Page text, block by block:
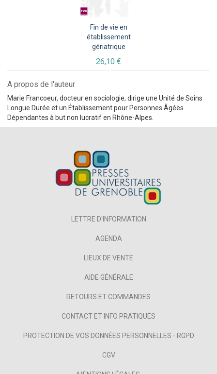
Fin de vie en
établissement
gériatrique
26,10 €
A propos de l'auteur
Marie Francoeur, docteur en sociologie, dirige une Unité de Soins
Longue Durée et un Établissement pour Personnes Âgées
Dépendantes à but non lucratif en Rhône-Alpes.
LETTRE D'INFORMATION
AGENDA
LIEUX DE VENTE
AIDE GÉNÉRALE
RETOURS ET COMMANDES
CONTACT ET INFO PRATIQUES
PROTECTION DE VOS DONNÉES PERSONNELLES - RGPD
CGV